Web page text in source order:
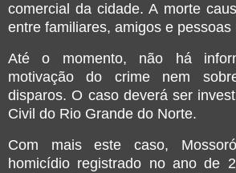
comercial da cidade. A morte
entre familiares, amigos e pessoas
Até o momento, não há
motivação do crime nem
disparos. O caso deverá ser
Civil do Rio Grande do Norte.
Com mais este caso,
homicídio registrado no ano de